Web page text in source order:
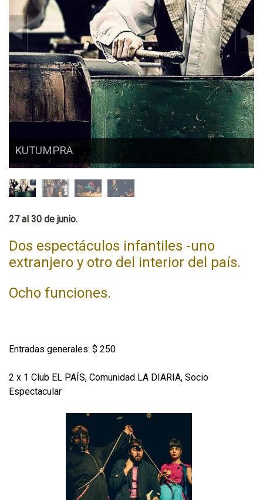
KUTUMPRA
27 al 30 de junio.
Dos espectáculos infantiles -uno
extranjero y otro del interior del país.
Ocho funciones.
Entradas generales: $ 250
2 x 1 Club EL PAÍS, Comunidad LA DIARIA, Socio
Espectacular